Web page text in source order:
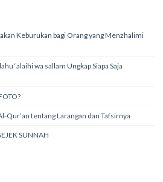
Keburukan bagi Orang yang Menzhalimi
‘alaihi wa sallam Ungkap Siapa Saja
Qur’an tentang Larangan dan Tafsirnya
SUNNAH